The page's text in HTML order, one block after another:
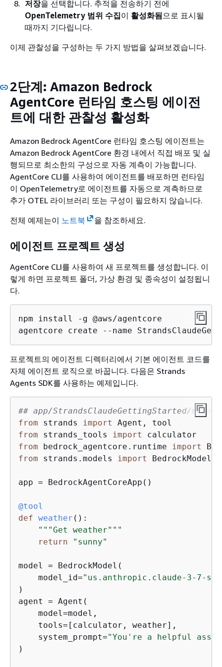
저장을 선택합니다. 추적을 전송하기 전에
OpenTelemetry 범위 수집이 활성화됨으로 표시될
때까지 기다립니다.
이제 관찰성을 구성하는 두 가지 방법을 살펴보겠습니다.
2단계: Amazon Bedrock
AgentCore 런타임 호스팅 에이전
트에 대한 관찰성 활성화
Amazon Bedrock AgentCore 런타임 호스팅 에이전트는
Amazon Bedrock AgentCore 환경 내에서 직접 배포 및 실
행되므로 최소한의 구성으로 자동 계측이 가능합니다.
AgentCore CLI를 사용하여 에이전트를 배포하면 런타임
이 OpenTelemetry로 에이전트를 자동으로 계측하므로
추가 OTEL 라이브러리 또는 구성이 필요하지 않습니다.
전체 예제는이 노트북 을 참조하세요.
에이전트 프로젝트 생성
AgentCore CLI를 사용하여 새 프로젝트를 생성합니다. 이
렇게 하면 프로젝트 폴더, 가상 환경 및 종속성이 설정됩니
다.
npm install -g @aws/agentcore
agentcore create --name
프로젝트의 에이전트 디렉터리에서 기본 에이전트 코드를
자체 에이전트 로직으로 바꿉니다. 다음은 Strands
Agents SDK를 사용하는 예제입니다.
## app/StrandsClaudeGettingStarted/
from strands import
from strands_tools import
from bedrock_agentcore.runtime
import
from strands.models import BedrockModel
app = BedrockAgentCoreApp()
@tool
def weather ():
"""Get weather"""
return
"sunny"
model = BedrockModel(
    model_id=
"us.anthropic.claude-3-7-
)
agent = Agent(
    model=model,
    tools=[calculator, weather],
    system_prompt=
"You're a helpful
)